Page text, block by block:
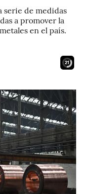
serie de medidas
a promover la
en el país.
20